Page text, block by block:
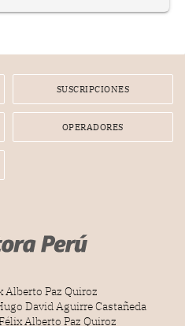
SUSCRIPCIONES
OPERADORES
Alberto Paz Quiroz
David Aguirre Castañeda
Alberto Paz Quiroz